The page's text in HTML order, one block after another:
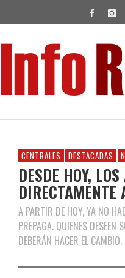
CENTRALES DESTACADAS
DESDE HOY,
DIRECTAMENTE
A PARTIR DE HOY, YA NO
PREPAGA. QUIENES DESEEN
DEBERÁN HACER EL CAMBIO.